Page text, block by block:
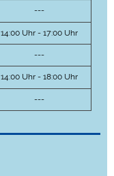
---
14:00 Uhr - 17:00 Uhr
---
14:00 Uhr - 18:00 Uhr
---